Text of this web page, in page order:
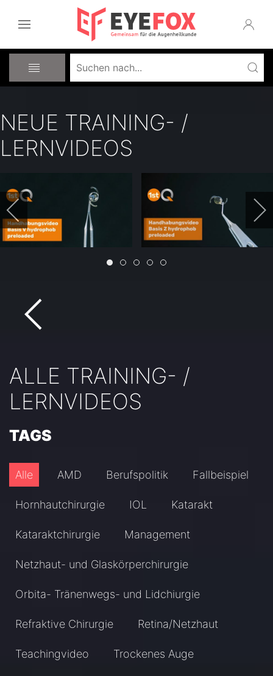
NEUE TRAINING- /
LERNVIDEOS
ALLE TRAINING- /
LERNVIDEOS
TAGS
Alle AMD Berufspolitik Fallbeispiel
Hornhautchirurgie IOL Katarakt
Kataraktchirurgie Management
Netzhaut- und Glaskörperchirurgie
Orbita- Tränenwegs- und Lidchiurgie
Refraktive Chirurgie Retina/Netzhaut
Teachingvideo Trockenes Auge